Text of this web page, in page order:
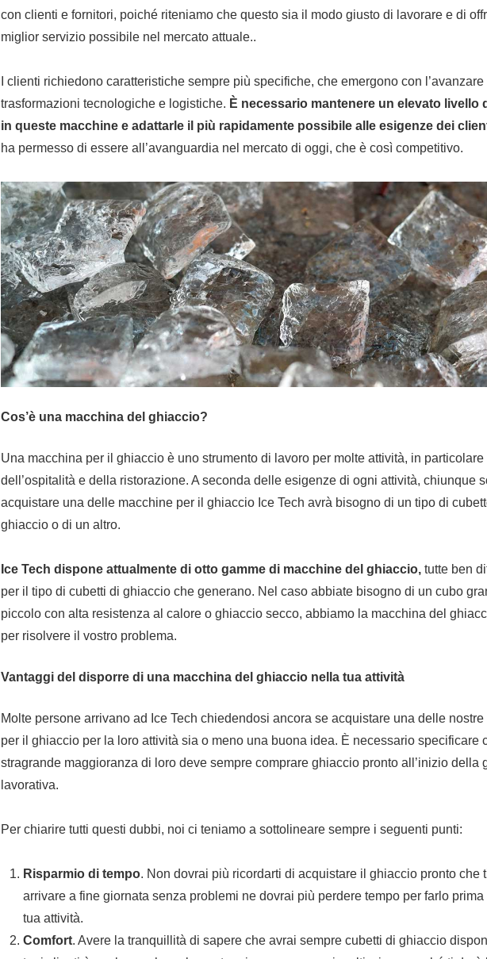
con clienti e fornitori, poiché riteniamo che questo sia il modo giusto di lavorare e di
miglior servizio possibile nel mercato attuale..
I clienti richiedono caratteristiche sempre più specifiche, che emergono con
trasformazioni tecnologiche e logistiche. È necessario mantenere un elevato livello
in queste macchine e adattarle il più rapidamente possibile alle esigenze dei
ha permesso di essere all’avanguardia nel mercato di oggi, che è così competitivo.
Cos’è una macchina del ghiaccio?
Una macchina per il ghiaccio è uno strumento di lavoro per molte attività, in particolare
dell’ospitalità e della ristorazione. A seconda delle esigenze di ogni attività, chiunque
acquistare una delle macchine per il ghiaccio Ice Tech avrà bisogno di un tipo di
ghiaccio o di un altro.
Ice Tech dispone attualmente di otto gamme di macchine del ghiaccio, tutte ben
per il tipo di cubetti di ghiaccio che generano. Nel caso abbiate bisogno di un cubo
piccolo con alta resistenza al calore o ghiaccio secco, abbiamo la macchina del
per risolvere il vostro problema.
Vantaggi del disporre di una macchina del ghiaccio nella tua attività
Molte persone arrivano ad Ice Tech chiedendosi ancora se acquistare una delle
per il ghiaccio per la loro attività sia o meno una buona idea. È necessario specificare
stragrande maggioranza di loro deve sempre comprare ghiaccio pronto all’inizio della
lavorativa.
Per chiarire tutti questi dubbi, noi ci teniamo a sottolineare sempre i seguenti punti:
Risparmio di tempo. Non dovrai più ricordarti di acquistare il ghiaccio pronto che
arrivare a fine giornata senza problemi ne dovrai più perdere tempo per farlo prima
tua attività.
Comfort. Avere la tranquillità di sapere che avrai sempre cubetti di ghiaccio